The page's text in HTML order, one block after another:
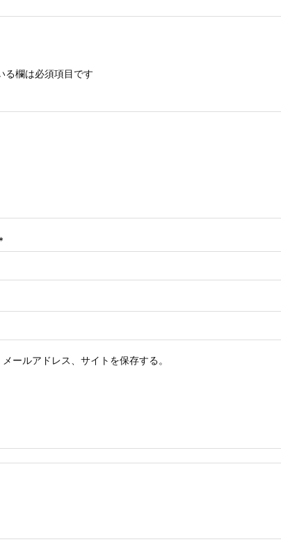
る欄は必須項目です
*
ールアドレス、サイトを保存する。